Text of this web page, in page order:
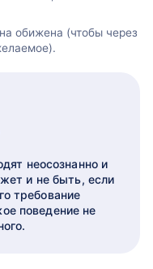
обижена (чтобы через
неосознанно и
и не быть, если
требование
поведение не